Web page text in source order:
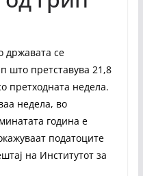
државата се
што претставува 21,8
претходната недела.
недела, во
година е
податоците
на Институтот за